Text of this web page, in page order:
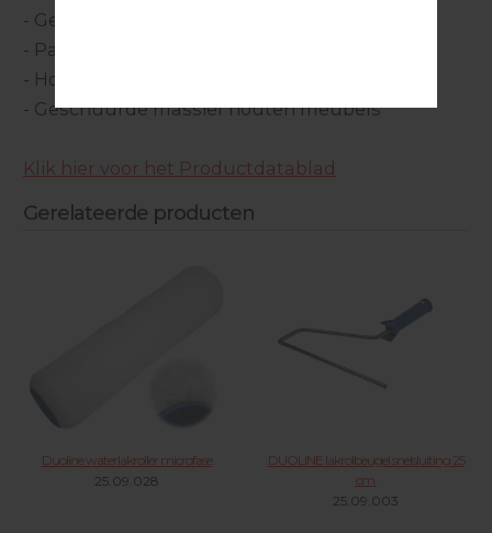
- Geschuurde parketvloeren
- Parket op vloerverwarming
- Houten elementen bij binnen timmerwerk
- Geschuurde massief houten meubels
Klik hier voor het Productdatablad
Gerelateerde producten
Duoline waterlakroller microfase
25.09.028
DUOLINE lakrolbeugel snelsluiting 25
cm.
25.09.003